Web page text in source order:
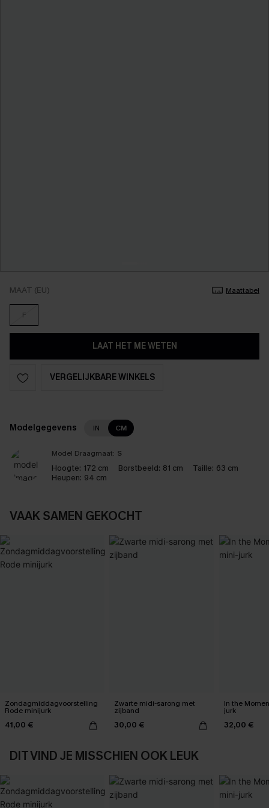
MAAT (EU) Maattabel
F
LAAT HET ME WETEN
VERGELIJKBARE WINKELS
Modelgegevens IN CM
Model Draagmaat: S
Hoogte: 172 cm Borstbeeld: 81 cm Taille: 63 cm
Heupen: 94 cm
VAAK SAMEN GEKOCHT
Zondagmiddagvoorstelling
Rode minijurk
41,00 €
Zwarte midi-sarong met
zijband
30,00 €
In the
jurk
32,00 €
DIT VIND JE MISSCHIEN OOK LEUK